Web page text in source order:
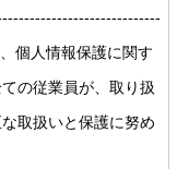
個人情報保護に関す
の従業員が、取り扱
取扱いと保護に努め